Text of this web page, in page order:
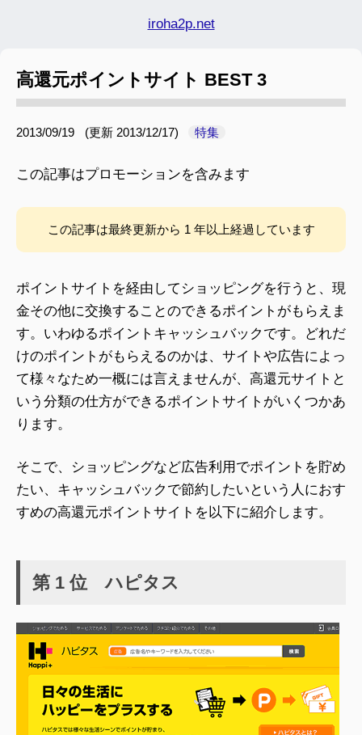
高還元ポイントサイト BEST 3
2013/09/19 (更新 2013/12/17) 特集
この記事はプロモーションを含みます
この記事は最終更新から 1 年以上経過しています
ポイントサイトを経由してショッピングを行うと、現
金その他に交換することのできるポイントがもらえま
す。いわゆるポイントキャッシュバックです。どれだ
けのポイントがもらえるのかは、サイトや広告によっ
て様々なため一概には言えませんが、高還元サイトと
いう分類の仕方ができるポイントサイトがいくつかあ
ります。
そこで、ショッピングなど広告利用でポイントを貯め
たい、キャッシュバックで節約したいという人におす
すめの高還元ポイントサイトを以下に紹介します。
第 1 位 ハピタス
iroha2p.net